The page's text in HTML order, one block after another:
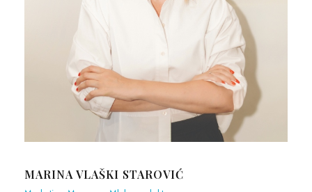
MARINA VLAŠKI STAROVIĆ